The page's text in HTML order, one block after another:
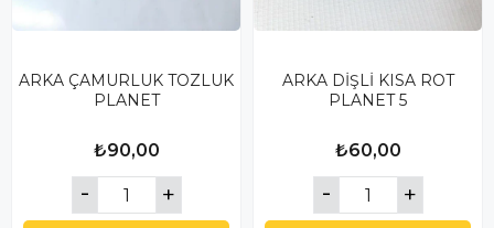
ARKA ÇAMURLUK TOZLUK
PLANET
₺90,00
ARKA DİŞLİ KISA ROT
PLANET 5
₺60,00